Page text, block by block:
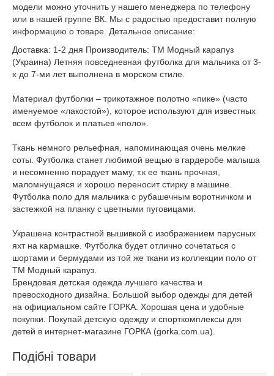
модели можно уточнить у нашего менеджера по телефону
или в нашей группе ВК. Мы с радостью предоставит полную
информацию о товаре. Детальное описание:
Доставка: 1-2 дня Производитель: ТМ Модный карапуз
(Украина) Летняя повседневная футболка для мальчика от 3-
х до 7-ми лет выполнена в морском стиле.
Материал футболки – трикотажное полотно «пике» (часто
именуемое «лакостой»), которое используют для известных
всем футболок и платьев «поло».
Ткань немного рельефная, напоминающая очень мелкие
соты. Футболка станет любимой вещью в гардеробе малыша
и несомненно порадует маму, т.к ее ткань прочная,
маломнущаяся и хорошо переносит стирку в машине.
Футболка поло для мальчика с рубашечным воротничком и
застежкой на планку с цветными пуговицами.
Украшена контрастной вышивкой с изображением парусных
яхт на кармашке. Футболка будет отлично сочетаться с
шортами и бермудами из той же ткани из коллекции поло от
ТМ Модный карапуз.
Брендовая детская одежда лучшего качества и
превосходного дизайна. Большой выбор одежды для детей
на официальном сайте ГОРКА. Хорошая цена и удобные
покупки. Покупай детскую одежду и спорткомплексы для
детей в интернет-магазине ГОРКА (gorka.com.ua).
Подібні товари